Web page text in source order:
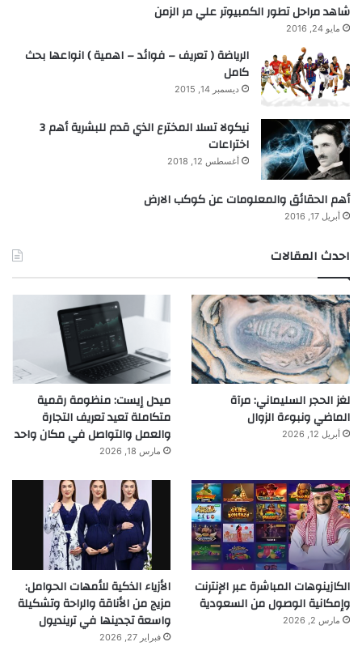
شاهد مراحل تطور الكمبيوتر علي مر الزمن
مايو 24, 2016
الرياضة ( تعريف – فوائد – اهمية ) انواعها بحث
كامل
ديسمبر 14, 2015
نيكولا تسلا المخترع الذي قدم للبشرية أهم 3
اختراعات
أغسطس 12, 2018
أهم الحقائق والمعلومات عن كوكب الارض
أبريل 17, 2016
احدث المقالات
لغز الحجر السليماني: مرآة
الماضي ونبوءة الزوال
أبريل 12, 2026
ميدل إيست: منظومة رقمية
متكاملة تعيد تعريف التجارة
والعمل والتواصل في مكان واحد
مارس 18, 2026
الكازينوهات المباشرة عبر الإنترنت
وإمكانية الوصول من السعودية
مارس 2, 2026
الأزياء الذكية للأمهات الحوامل:
مزيج من الأناقة والراحة وتشكيلة
واسعة تجدينها في ترينديول
فبراير 27, 2026